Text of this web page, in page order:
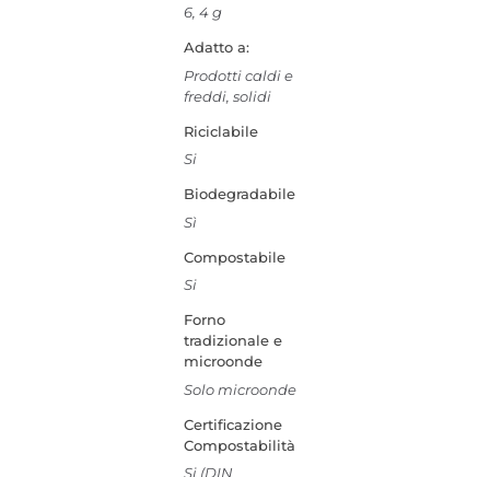
6, 4 g
Adatto a:
Prodotti caldi e
freddi, solidi
Riciclabile
Si
Biodegradabile
Sì
Compostabile
Si
Forno
tradizionale e
microonde
Solo microonde
Certificazione
Compostabilità
Si (DIN